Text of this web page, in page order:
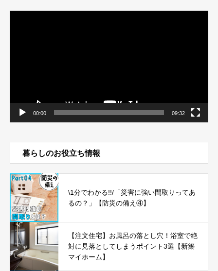
00:00 09:32
暮らしのお役立ち情報
\1分でわかる!!/「災害に強い間取りってあ
るの？」【防災の備え④】
【注文住宅】お風呂の落とし穴！浴室で絶
対に見落としてしまうポイント3選【新築
マイホーム】